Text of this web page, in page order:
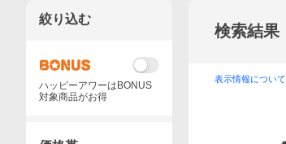
検索結果
表示情報について
絞り込む
ハッピーアワーはBONUS
対象商品がお得